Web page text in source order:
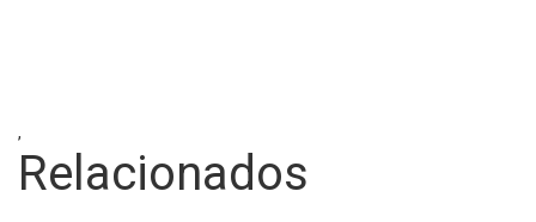
,
Relacionados